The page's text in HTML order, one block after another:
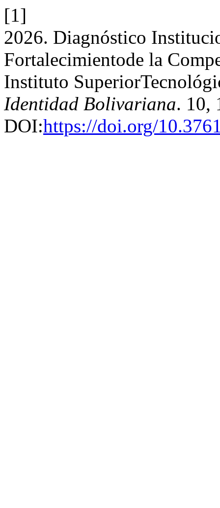
[1]
2026. Diagnóstico
Fortalecimientode la
Instituto
Identidad Bolivariana. 10,
DOI:https://doi.org/